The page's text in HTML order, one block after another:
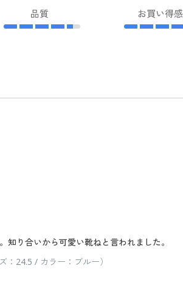
品質 お買い得感
り合いから可愛い靴ねと言われました。
24.5 / カラー：ブルー）